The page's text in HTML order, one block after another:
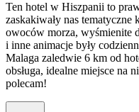
Ten hotel w Hiszpanii to
zaskakiwały nas tematyczne
owoców morza, wyśmienite
i inne animacje były
Malaga zaledwie 6 km od
obsługa, idealne miejsce na
polecam!